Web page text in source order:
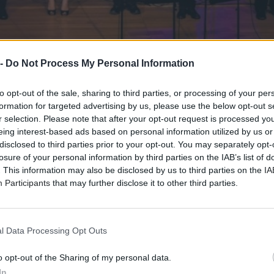
Do Not Process My Personal Information
opt-out of the sale, sharing to third parties, or processing of your
for targeted advertising by us, please use the below opt-out
selection. Please note that after your opt-out request is processed
interest-based ads based on personal information utilized by us
to third parties prior to your opt-out. You may separately
of your personal information by third parties on the IAB’s list of
This information may also be disclosed by us to third parties on the
Participants that may further disclose it to other third parties.
Data Processing Opt Outs
opt-out of the Sharing of my personal data.
μνήμη μας ζεστή και να θυμόμαστε για πάντα εκείνες
συμπληρώνεται ένας χρόνος από το θάνατο του Θάνου
στο φτερό του καρχαρία», που περιέχει την
ο Θάνος Μικρούτσικος και όπως σημειώνουν
η υγεία του και κατάφερε και ολοκλήρωσε το
αποχαιρετήσει το κοινό του
στο φτερό του καρχαρία» έχει «ανοίξει» και μπορείτε
η απουσία του Θάνου Μικρούτσικου, χρειαζόμαστε